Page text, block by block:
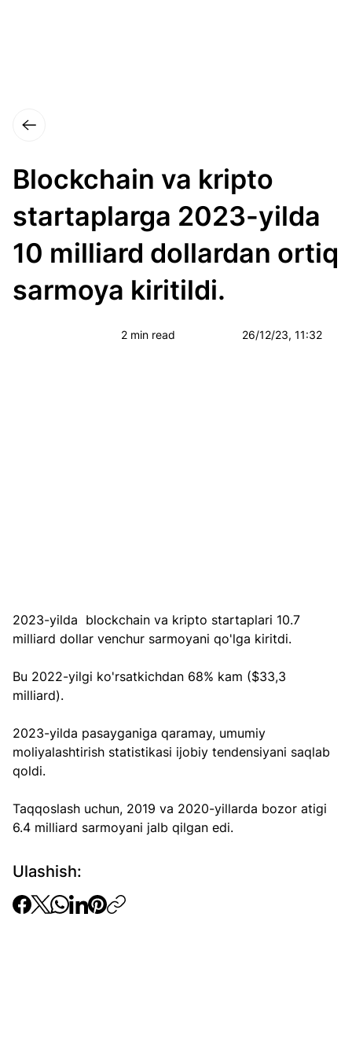
Blockchain va kripto
startaplarga 2023-yilda
10 milliard dollardan ortiq
sarmoya kiritildi.
2 min read 26/12/23, 11:32
2023-yilda  blockchain va kripto startaplari 10.7
milliard dollar venchur sarmoyani qo'lga kiritdi.
Bu 2022-yilgi ko'rsatkichdan 68% kam ($33,3
milliard).
2023-yilda pasayganiga qaramay, umumiy
moliyalashtirish statistikasi ijobiy tendensiyani saqlab
qoldi.
Taqqoslash uchun, 2019 va 2020-yillarda bozor atigi
6.4 milliard sarmoyani jalb qilgan edi.
Ulashish: